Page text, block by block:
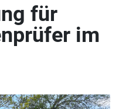
für
im